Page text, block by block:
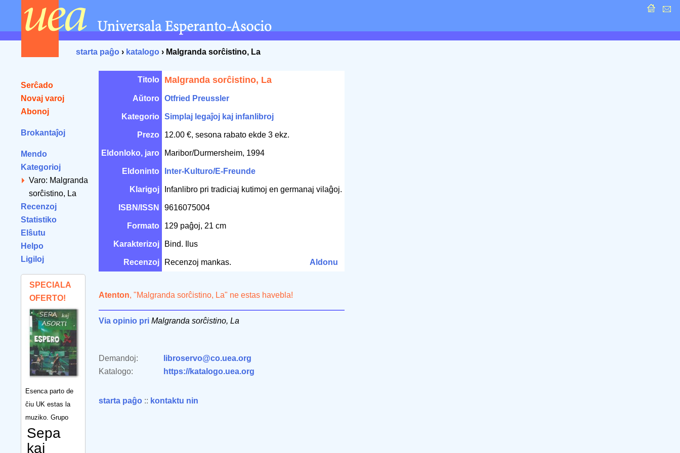
starta paĝo › katalogo › Malgranda sorĉistino, La
Serĉado
Novaj varoj
Abonoj
Brokantaĵoj
Mendo
Kategorioj
Varo: Malgranda
sorĉistino, La
Recenzoj
Statistiko
Elŝutu
Helpo
Ligiloj
SPECIALA
OFERTO!
Esenca parto de
ĉiu UK estas la
muziko. Grupo
Sepa
kaj
Titolo Malgranda sorĉistino, La
Aŭtoro Otfried Preussler
Kategorio Simplaj legaĵoj kaj infanlibroj
Prezo 12.00 €, sesona rabato ekde 3 ekz.
Eldonloko, jaro Maribor/Durmersheim, 1994
Eldoninto Inter-Kulturo/E-Freunde
Klarigoj Infanlibro pri tradiciaj kutimoj en germanaj vilaĝoj.
ISBN/ISSN 9616075004
Formato 129 paĝoj, 21 cm
Karakterizoj Bind. Ilus
Recenzoj Recenzoj mankas. Aldonu
Atenton, "Malgranda sorĉistino, La" ne estas havebla!
Via opinio pri Malgranda sorĉistino, La
Demandoj:
libroservo@co.uea.org
Katalogo:
https://katalogo.uea.org
starta paĝo :: kontaktu nin